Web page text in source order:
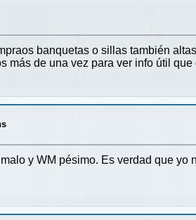
banquetas o sillas también
de una vez para ver info útil
y WM pésimo. Es verdad que yo